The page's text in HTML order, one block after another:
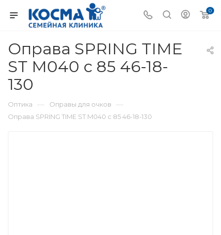
0
Оправа SPRING TIME
ST M040 с 85 46-18-
130
Оптика — Оправы для очков —
Оправа SPRING TIME ST M040 с 85 46-18-130